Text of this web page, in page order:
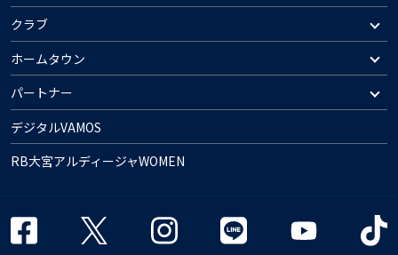
クラブ
ホームタウン
パートナー
デジタルVAMOS
RB大宮アルディージャWOMEN